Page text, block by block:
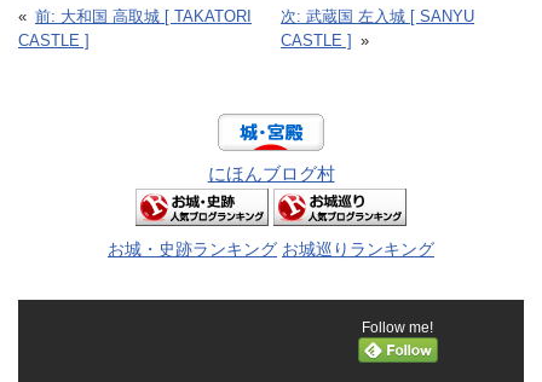
« 前: 大和国 高取城 [ TAKATORI
CASTLE ]
次: 武蔵国 左入城 [ SANYU
CASTLE ] »
にほんブログ村
お城・史跡ランキング お城巡りランキング
Follow me!